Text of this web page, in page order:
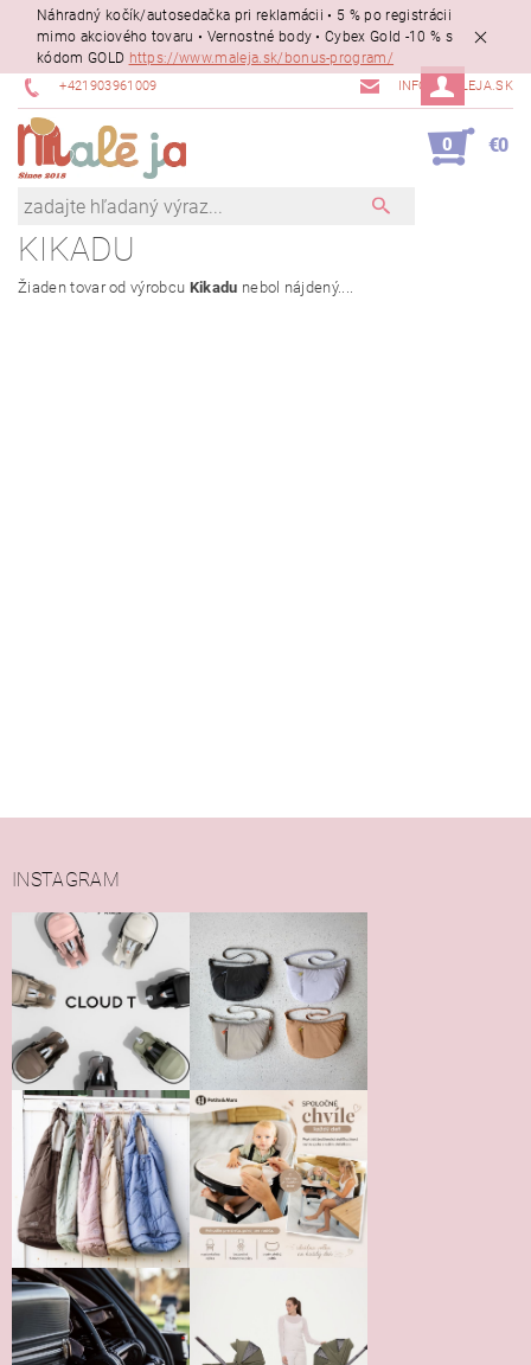
Náhradný kočík/autosedačka pri reklamácii • 5 % po registrácii
mimo akciového tovaru • Vernostné body • Cybex Gold -10 % s
kódom GOLD https://www.maleja.sk/bonus-program/
+421903961009 INFO@MALEJA.SK
0 €0
KIKADU
Žiaden tovar od výrobcu Kikadu nebol nájdený....
INSTAGRAM